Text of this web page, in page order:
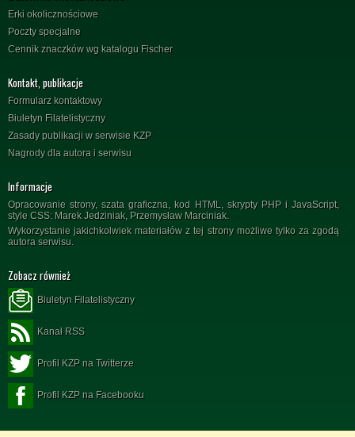
Erki okolicznościowe
Poczty specjalne
Cennik znaczków wg katalogu Fischer
Kontakt, publikacje
Formularz kontaktowy
Biuletyn Filatelistyczny
Zasady publikacji w serwisie KZP
Nagrody dla autora i serwisu
Informacje
Opracowanie strony, szata graficzna, kod HTML, skrypty PHP i JavaScript,
style CSS: Marek Jedziniak, Przemysław Marciniak.
Wykorzystanie jakichkolwiek materiałów z tej strony możliwe tylko za zgodą
autora serwisu.
Zobacz również
Biuletyn Filatelistyczny
Kanał RSS
Profil KZP na Twitterze
Profil KZP na Facebooku